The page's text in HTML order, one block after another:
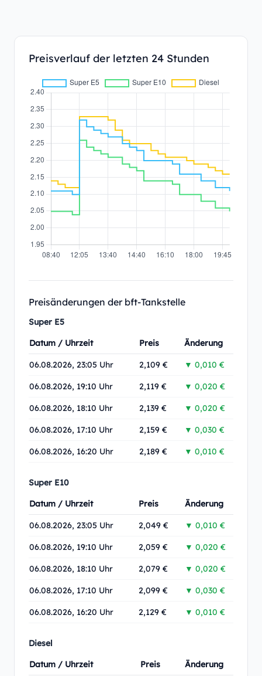
Preisverlauf der letzten 24 Stunden
Preisänderungen der bft-Tankstelle
Super E5
Datum / Uhrzeit
Preis Änderung
06.08.2026, 23:05 Uhr 2,109 € ▼ 0,010 €
06.08.2026, 19:10 Uhr 2,119 € ▼ 0,020 €
06.08.2026, 18:10 Uhr 2,139 € ▼ 0,020 €
06.08.2026, 17:10 Uhr 2,159 € ▼ 0,030 €
06.08.2026, 16:20 Uhr 2,189 € ▼ 0,010 €
Super E10
Datum / Uhrzeit
Preis Änderung
06.08.2026, 23:05 Uhr 2,049 € ▼ 0,010 €
06.08.2026, 19:10 Uhr 2,059 € ▼ 0,020 €
06.08.2026, 18:10 Uhr 2,079 € ▼ 0,020 €
06.08.2026, 17:10 Uhr 2,099 € ▼ 0,030 €
06.08.2026, 16:20 Uhr 2,129 € ▼ 0,010 €
Diesel
Datum / Uhrzeit
Preis Änderung